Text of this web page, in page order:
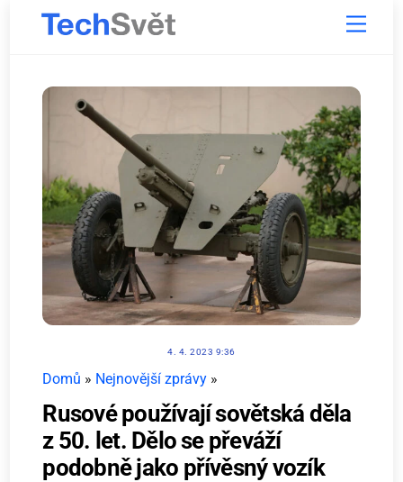
Menu
4. 4. 2023 9:36
Domů » Nejnovější zprávy »
Rusové používají sovětská děla
z 50. let. Dělo se převáží
podobně jako přívěsný vozík